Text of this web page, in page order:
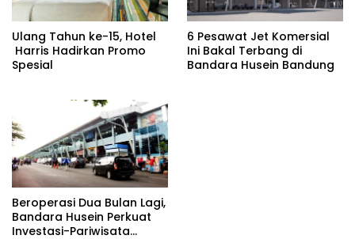
Ulang Tahun ke-15, Hotel
Harris Hadirkan Promo
Spesial
6 Pesawat Jet Komersial
Ini Bakal Terbang di
Bandara Husein Bandung
Beroperasi Dua Bulan Lagi,
Bandara Husein Perkuat
Investasi-Pariwisata